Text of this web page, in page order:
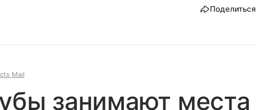
Поделиться
Mail
занимают места